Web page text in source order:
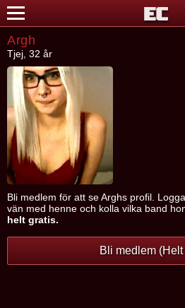
Argh
Tjej, 32 år
Bli medlem för att se Arghs profil.
vän med henne och kolla vilka band
helt gratis.
Bli medlem